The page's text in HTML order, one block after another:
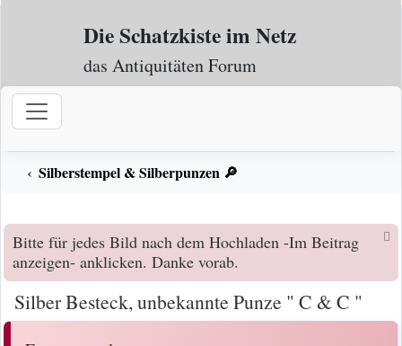
Zum Inhalt
Die Schatzkiste im Netz
das Antiquitäten Forum
Silberstempel & Silberpunzen 🔎
Bitte für jedes Bild nach dem Hochladen -Im Beitrag
anzeigen- anklicken. Danke vorab.
Silber Besteck, unbekannte Punze " C & C "